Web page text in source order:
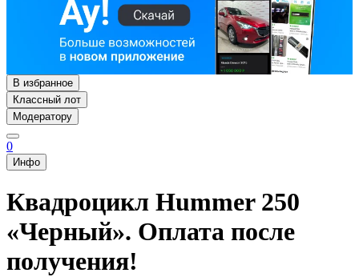
В избранное
Классный лот
Модератору
0
Инфо
Квадроцикл Hummer 250
«Черный». Оплата после
получения!